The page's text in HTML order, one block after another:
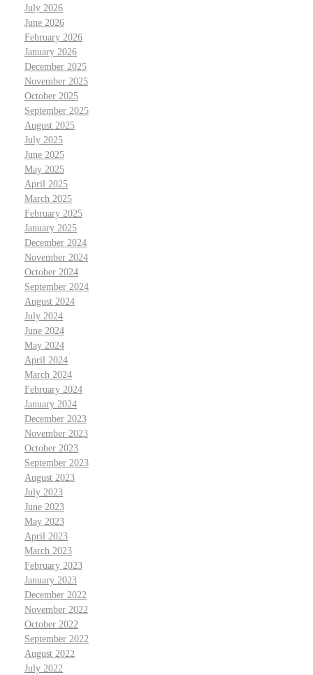
July 2026
June 2026
February 2026
January 2026
December 2025
November 2025
October 2025
September 2025
August 2025
July 2025
June 2025
May 2025
April 2025
March 2025
February 2025
January 2025
December 2024
November 2024
October 2024
September 2024
August 2024
July 2024
June 2024
May 2024
April 2024
March 2024
February 2024
January 2024
December 2023
November 2023
October 2023
September 2023
August 2023
July 2023
June 2023
May 2023
April 2023
March 2023
February 2023
January 2023
December 2022
November 2022
October 2022
September 2022
August 2022
July 2022